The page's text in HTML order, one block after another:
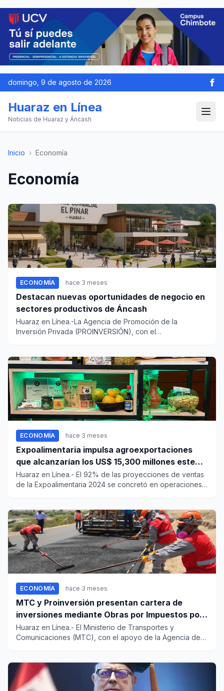
domingo, 9 de agosto de 2026
Huaraz en Línea
Noticias de Huaraz y Áncash
Inicio › Economía
Economía
ECONOMÍA hace 3 meses
Destacan nuevas oportunidades de negocio en
sectores productivos de Áncash
Huaraz en Línea.-La Agencia de Promoción de la
Inversión Privada (PROINVERSIÓN), con el
ECONOMÍA hace 3 meses
Expoalimentaria impulsa agroexportaciones
que alcanzarían los US$ 15,300 millones este
año
Huaraz en Línea.- El 92% de las proyecciones de ventas
de la Expoalimentaria 2024 se concretó en operaciones
ECONOMÍA hace 3 meses
MTC y Proinversión presentan cartera de
inversiones mediante Obras por Impuestos por
más de S/ 530 millones
Huaraz en Línea.- El Ministerio de Transportes y
Comunicaciones (MTC), con el apoyo de la Agencia de